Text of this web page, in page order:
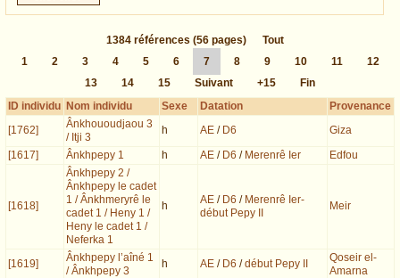
1384 références (56 pages)
Tout
1
2 3 4 5 6 7 8 9 10 11
12
13
14 15 Suivant +15
Fin
ID individu Nom individu Sexe Datation
Provenance
[1762]
Ânkhououdjaou 3
/ Itji 3
h AE / D6
Giza
[1617]
Ânkhpepy 1 h AE / D6 / Merenrê Ier Edfou
[1618]
Ânkhpepy 2 /
Ânkhpepy le cadet
1 / Ânkhmeryrê le
cadet 1 / Heny 1 /
Heny le cadet 1 /
Neferka 1
h AE / D6 / Merenrê Ier-
début Pepy II
Meir
[1619]
Ânkhpepy l’aîné 1
/ Ânkhpepy 3
h AE / D6 /début Pepy II
Qoseir el-
Amarna